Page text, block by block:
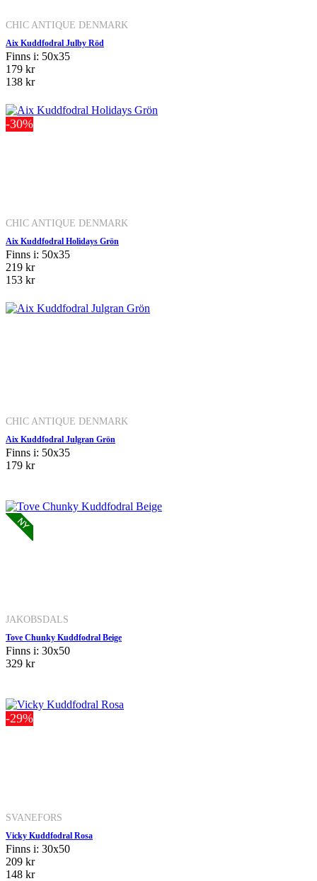
CHIC ANTIQUE DENMARK
Aix Kuddfodral Julby Röd
Finns i: 50x35
179 kr
138 kr
-30%
CHIC ANTIQUE DENMARK
Aix Kuddfodral Holidays Grön
Finns i: 50x35
219 kr
153 kr
CHIC ANTIQUE DENMARK
Aix Kuddfodral Julgran Grön
Finns i: 50x35
179 kr
JAKOBSDALS
Tove Chunky Kuddfodral Beige
Finns i: 30x50
329 kr
-29%
SVANEFORS
Vicky Kuddfodral Rosa
Finns i: 30x50
209 kr
148 kr